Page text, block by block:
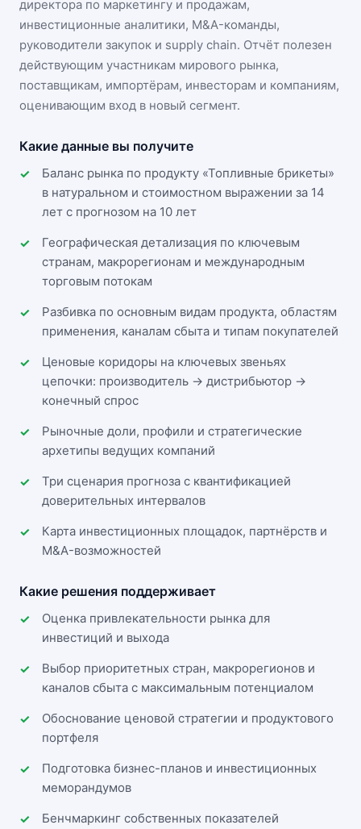
директора по маркетингу и продажам,
инвестиционные аналитики, M&A-команды,
руководители закупок и supply chain. Отчёт полезен
действующим участникам мирового рынка,
поставщикам, импортёрам, инвесторам и компаниям,
оценивающим вход в новый сегмент.
Какие данные вы получите
Баланс рынка по продукту «Топливные брикеты»
в натуральном и стоимостном выражении за 14
лет с прогнозом на 10 лет
Географическая детализация по ключевым
странам, макрорегионам и международным
торговым потокам
Разбивка по основным видам продукта, областям
применения, каналам сбыта и типам покупателей
Ценовые коридоры на ключевых звеньях
цепочки: производитель → дистрибьютор →
конечный спрос
Рыночные доли, профили и стратегические
архетипы ведущих компаний
Три сценария прогноза с квантификацией
доверительных интервалов
Карта инвестиционных площадок, партнёрств и
M&A-возможностей
Какие решения поддерживает
Оценка привлекательности рынка для
инвестиций и выхода
Выбор приоритетных стран, макрорегионов и
каналов сбыта с максимальным потенциалом
Обоснование ценовой стратегии и продуктового
портфеля
Подготовка бизнес-планов и инвестиционных
меморандумов
Бенчмаркинг собственных показателей